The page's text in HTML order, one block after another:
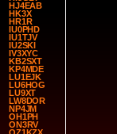
HJ4EAB
HK3X
HR1R
IU0PHD
IU1TJV
IU2SKI
IV3XYC
KB2SXT
KP4MDE
LU1EJK
LU6HOG
LU9XT
LW8DOR
NP4JM
OH1PH
ON3RV